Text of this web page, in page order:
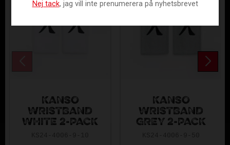
KANSO
WRISTBAND
WHITE 2-PACK
KANSO
WRISTBAND
GREY 2-PACK
Nej tack, jag vill inte prenumerera på nyhetsbrevet